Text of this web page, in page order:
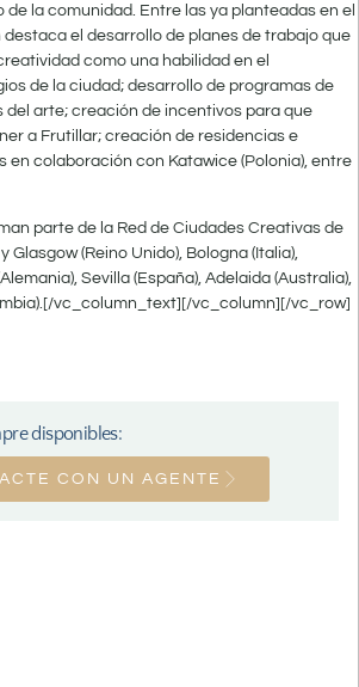
la comunidad. Entre las ya planteadas en el
el desarrollo de planes de trabajo que
como una habilidad en el
de la ciudad; desarrollo de programas de
del arte; creación de incentivos para que
a Frutillar; creación de residencias e
en colaboración con Katawice (Polonia), entre
parte de la Red de Ciudades Creativas de
Glasgow (Reino Unido), Bologna (Italia),
Sevilla (España), Adelaida (Australia),
vc_column_text][/vc_column][/vc_row]
disponibles:
CON UN AGENTE